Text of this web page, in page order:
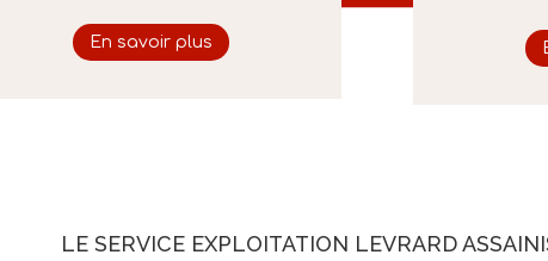
En savoir plus
LE SERVICE EXPLOITATION LEVRARD